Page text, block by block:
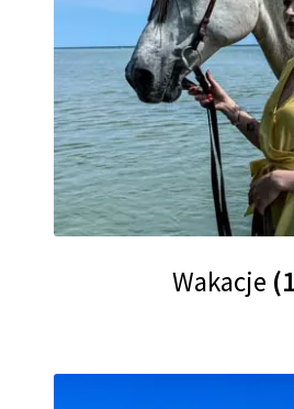
Wakacje